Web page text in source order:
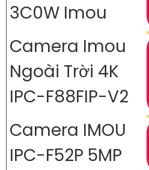
3C0W Imou
Camera Imou
Ngoài Trời 4K
IPC-F88FIP-V2
Camera IMOU
IPC-F52P 5MP